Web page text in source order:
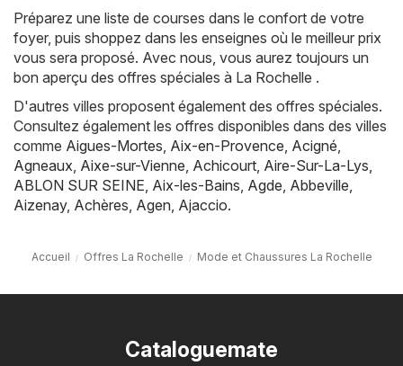
Préparez une liste de courses dans le confort de votre
foyer, puis shoppez dans les enseignes où le meilleur prix
vous sera proposé. Avec nous, vous aurez toujours un
bon aperçu des offres spéciales à La Rochelle .
D'autres villes proposent également des offres spéciales.
Consultez également les offres disponibles dans des villes
comme Aigues-Mortes, Aix-en-Provence, Acigné,
Agneaux, Aixe-sur-Vienne, Achicourt, Aire-Sur-La-Lys,
ABLON SUR SEINE, Aix-les-Bains, Agde, Abbeville,
Aizenay, Achères, Agen, Ajaccio.
Accueil Offres La Rochelle Mode et Chaussures La Rochelle
Cataloguemate